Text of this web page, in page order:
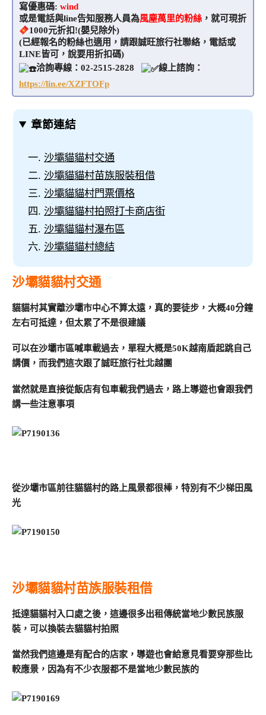
寫優惠碼: wind
或是電話與line告知服務人員為風塵萬里的粉絲 ，就可現折
1000元折扣!(嬰兒除外)
(已經報名的粉絲也適用，請跟誠旺旅行社聯絡，電話或
LINE皆可，說要用折扣碼)
洽詢專線：02-2515-2828
線上諮詢：
https://lin.ee/XZFTOFp
章節連結
沙壩貓貓村交通
沙壩貓貓村苗族服裝租借
沙壩貓貓村門票價格
沙壩貓貓村拍照打卡商店街
沙壩貓貓村瀑布區
沙壩貓貓村總結
沙壩貓貓村交通
貓貓村其實離沙壩市中心不算太遠，真的要徒步，大概40分鐘
左右可抵達，但太累了不是很建議
可以在沙壩市區喊車載過去，單程大概是50K越南盾起跳自己
講價，而我們這次跟了誠旺旅行社北越團
當然就是直接從飯店有包車載我們過去，路上導遊也會跟我們
講一些注意事項
從沙壩市區前往貓貓村的路上風景都很棒，特別有不少梯田風
光
沙壩貓貓村苗族服裝租借
抵達貓貓村入口處之後，這邊很多出租傳統當地少數民族服
裝，可以換裝去貓貓村拍照
當然我們這邊是有配合的店家，導遊也會給意見看要穿那些比
較應景，因為有不少衣服都不是當地少數民族的